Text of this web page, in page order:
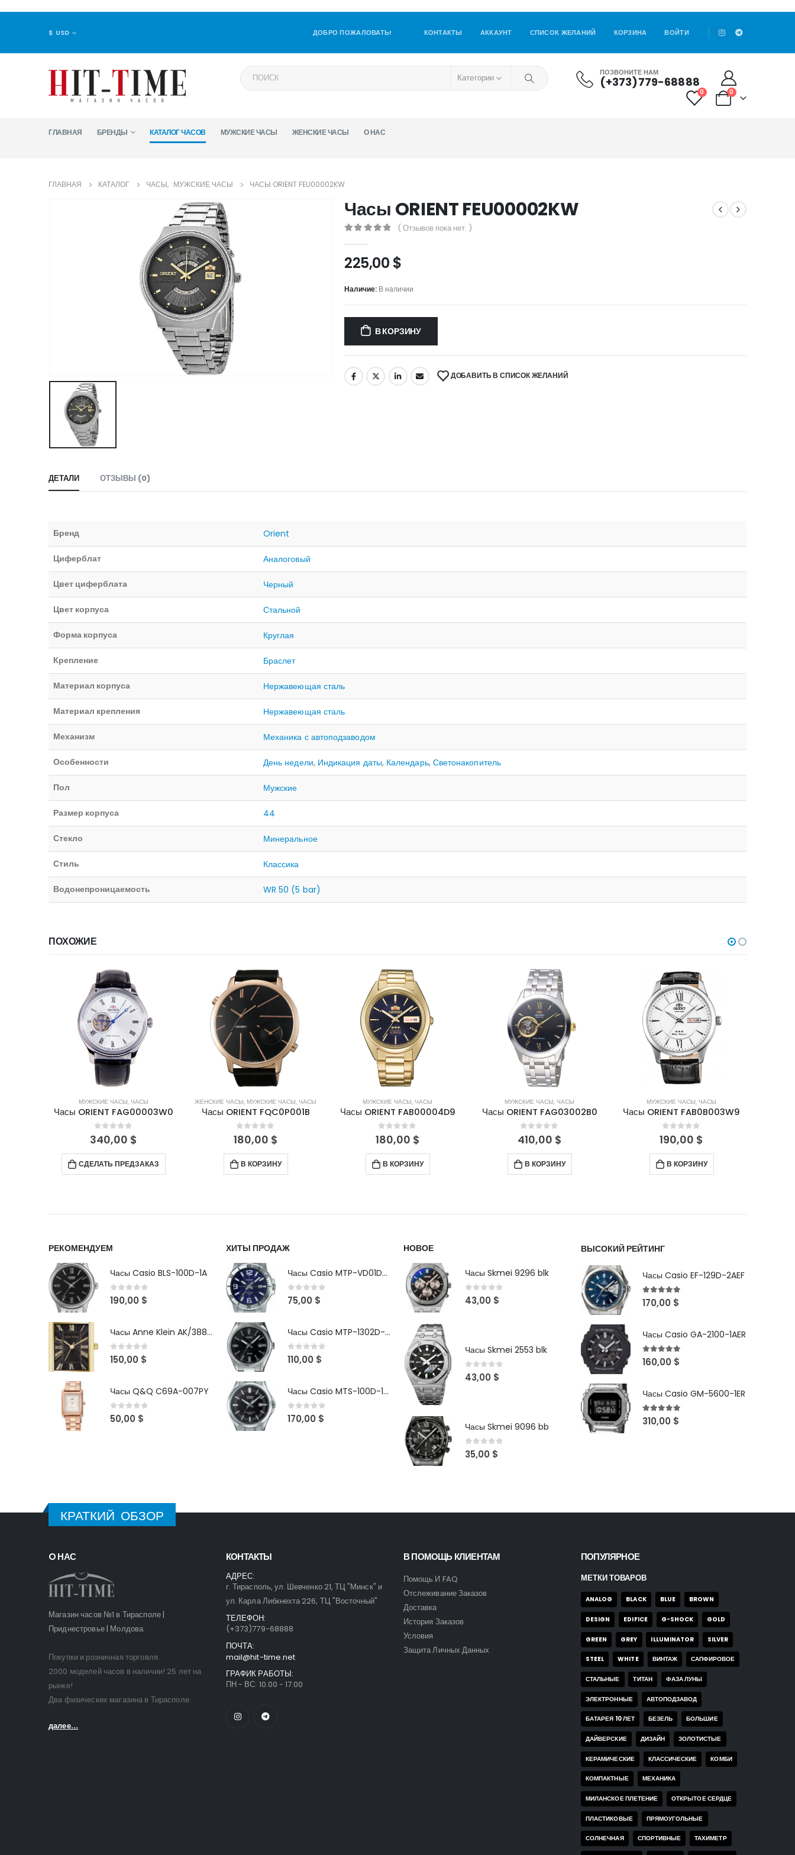
$ USD ДОБРО ПОЖАЛОВАТЬ! КОНТАКТЫ АККАУНТ СПИСОК ЖЕЛАНИЙ КОРЗИНА ВОЙТИ
Категории ПОЗВОНИТЕ НАМ
(+373)779-68888
0 0
ГЛАВНАЯ БРЕНДЫ КАТАЛОГ ЧАСОВ МУЖСКИЕ ЧАСЫ ЖЕНСКИЕ ЧАСЫ О НАС
ГЛАВНАЯ КАТАЛОГ ЧАСЫ, МУЖСКИЕ ЧАСЫ ЧАСЫ ORIENT FEU00002KW
Часы ORIENT FEU00002KW
( Отзывов пока нет. )
225,00 $
Наличие: В наличии
В КОРЗИНУ
ДОБАВИТЬ В СПИСОК ЖЕЛАНИЙ
ДЕТАЛИ ОТЗЫВЫ (0)
Бренд Orient
Циферблат Аналоговый
Цвет циферблата Черный
Цвет корпуса Стальной
Форма корпуса Круглая
Крепление Браслет
Материал корпуса Нержавеющая сталь
Материал крепления Нержавеющая сталь
Механизм Механика с автоподзаводом
Особенности День недели, Индикация даты, Календарь, Светонакопитель
Пол Мужские
Размер корпуса 44
Стекло Минеральное
Стиль Классика
Водонепроницаемость WR 50 (5 bar)
ПОХОЖИЕ
МУЖСКИЕ ЧАСЫ, ЧАСЫ
Часы ORIENT FAG00003W0
0 out of 5
340,00 $
СДЕЛАТЬ ПРЕДЗАКАЗ
ЖЕНСКИЕ ЧАСЫ, МУЖСКИЕ ЧАСЫ, ЧАСЫ
Часы ORIENT FQC0P001B
0out of 5
180,00 $
В КОРЗИНУ
МУЖСКИЕ ЧАСЫ, ЧАСЫ
Часы ORIENT FAB00004D9
0out of 5
180,00 $
В КОРЗИНУ
МУЖСКИЕ ЧАСЫ, ЧАСЫ
Часы ORIENT FAG03002B0
0out of 5
410,00 $
В КОРЗИНУ
МУЖСКИЕ ЧАСЫ, ЧАСЫ
Часы ORIENT FAB0B003W9
0out of 5
190,00 $
В КОРЗИНУ
РЕКОМЕНДУЕМ
Часы Casio BLS-100D-1A
0out of 5
190,00 $
Часы Anne Klein AK/3882BKGB
0out of 5
150,00 $
Часы Q&Q C69A-007PY
0out of 5
50,00 $
ХИТЫ ПРОДАЖ
Часы Casio MTP-VD01D-2B
0out of 5
75,00 $
Часы Casio MTP-1302D-1A1VDF
0out of 5
110,00 $
Часы Casio MTS-100D-1AV
0out of 5
170,00 $
НОВОЕ
Часы Skmei 9296 blk
0 out of 5
43,00 $
Часы Skmei 2553 blk
0 out of 5
43,00 $
Часы Skmei 9096 bb
0out of 5
35,00 $
ВЫСОКИЙ РЕЙТИНГ
Часы Casio EF-129D-2AEF
5out of 5
170,00 $
Часы Casio GA-2100-1AER
5out of 5
160,00 $
Часы Casio GM-5600-1ER
5out of 5
310,00 $
КРАТКИЙ ОБЗОР
O НАС
Магазин часов №1 в Тирасполе |
Приднестровье | Молдова.
Покупки и розничная торговля.
2000 моделей часов в наличии! 25 лет на
рынке!
Два физических магазина в Тирасполе.
далее...
КОНТАКТЫ
АДРЕС:
г. Тирасполь, ул. Шевченко 21, ТЦ "Минск" и
ул. Карла Либкнехта 226, ТЦ "Восточный"
ТЕЛЕФОН:
(+373)779-68888
ПОЧТА:
mail@hit-time.net
ГРАФИК РАБОТЫ:
ПН - ВС: 10.00 - 17.00
В ПОМОЩЬ КЛИЕНТАМ
Помощь И FAQ
Отслеживание Заказов
Доставка
История Заказов
Условия
Защита Личных Данных
ПОПУЛЯРНОЕ
МЕТКИ ТОВАРОВ
ANALOG BLACK BLUE BROWN
DESIGN EDIFICE G-SHOCK GOLD
GREEN GREY ILLUMINATOR SILVER
STEEL WHITE ВИНТАЖ САПФИРОВОЕ
СТАЛЬНЫЕ ТИТАН ФАЗА ЛУНЫ
ЭЛЕКТРОННЫЕ АВТОПОДЗАВОД
БАТАРЕЯ 10 ЛЕТ БЕЗЕЛЬ БОЛЬШИЕ
ДАЙВЕРСКИЕ ДИЗАЙН ЗОЛОТИСТЫЕ
КЕРАМИЧЕСКИЕ КЛАССИЧЕСКИЕ КОМБИ
КОМПАКТНЫЕ МЕХАНИКА
МИЛАНСКОЕ ПЛЕТЕНИЕ ОТКРЫТОЕ СЕРДЦЕ
ПЛАСТИКОВЫЕ ПРЯМОУГОЛЬНЫЕ
СОЛНЕЧНАЯ СПОРТИВНЫЕ ТАХИМЕТР